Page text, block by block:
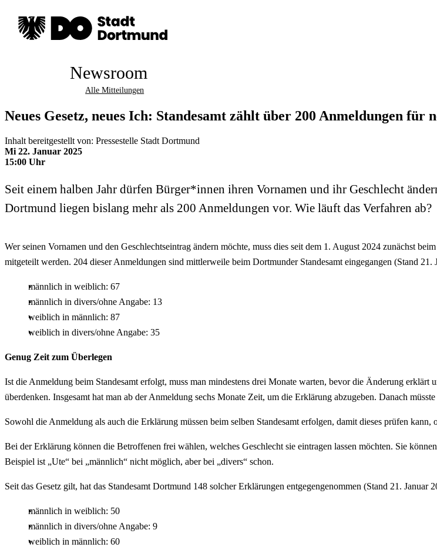
Newsroom
Alle Mitteilungen
Neues Gesetz, neues Ich: Standesamt zählt über 200 Anmeldungen für
Inhalt bereitgestellt von: Pressestelle Stadt Dortmund
Mi 22. Januar 2025
15:00 Uhr
Seit einem halben Jahr dürfen Bürger*innen ihren Vornamen und ihr Geschlecht
Dortmund liegen bislang mehr als 200 Anmeldungen vor. Wie läuft das Verfahren ab?
Wer seinen Vornamen und den Geschlechtseintrag ändern möchte, muss dies seit dem 1. August 2024 zunächst
mitgeteilt werden. 204 dieser Anmeldungen sind mittlerweile beim Dortmunder Standesamt eingegangen (Stand
männlich in weiblich: 67
männlich in divers/ohne Angabe: 13
weiblich in männlich: 87
weiblich in divers/ohne Angabe: 35
Genug Zeit zum Überlegen
Ist die Anmeldung beim Standesamt erfolgt, muss man mindestens drei Monate warten, bevor die Änderung
überdenken. Insgesamt hat man ab der Anmeldung sechs Monate Zeit, um die Erklärung abzugeben. Danach
Sowohl die Anmeldung als auch die Erklärung müssen beim selben Standesamt erfolgen, damit dieses prüfen kann,
Bei der Erklärung können die Betroffenen frei wählen, welches Geschlecht sie eintragen lassen möchten. Sie
Beispiel ist „Ute“ bei „männlich“ nicht möglich, aber bei „divers“ schon.
Seit das Gesetz gilt, hat das Standesamt Dortmund 148 solcher Erklärungen entgegengenommen (Stand 21. Januar
männlich in weiblich: 50
männlich in divers/ohne Angabe: 9
weiblich in männlich: 60